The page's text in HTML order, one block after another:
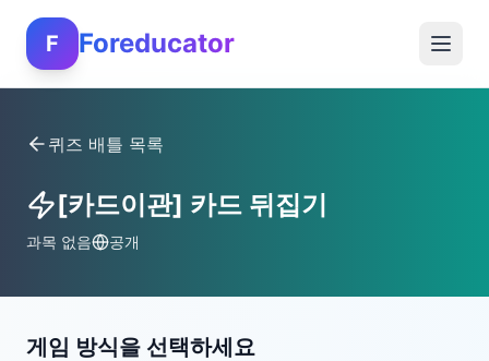
F Foreducator
퀴즈 배틀 목록
[카드이관] 카드 뒤집기
과목 없음 공개
게임 방식을 선택하세요